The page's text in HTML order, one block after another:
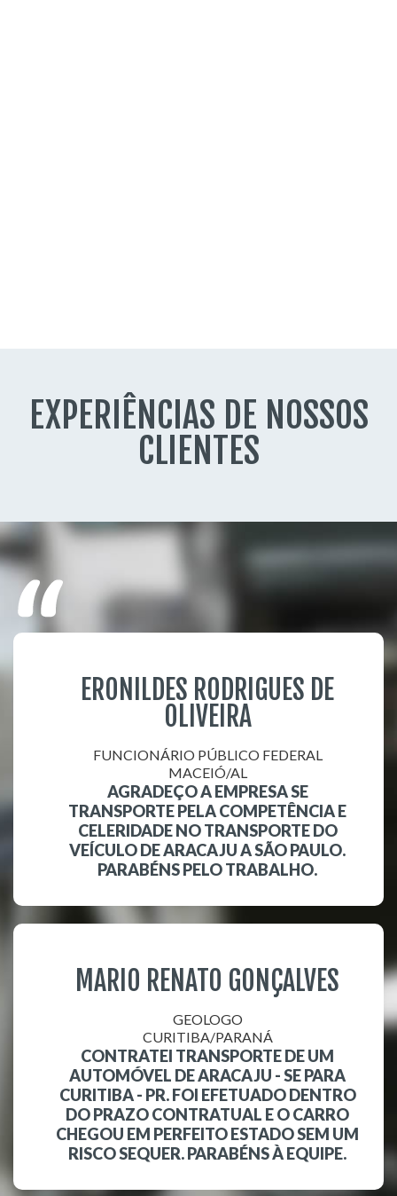
EXPERIÊNCIAS DE NOSSOS
CLIENTES
ERONILDES RODRIGUES DE
OLIVEIRA
FUNCIONÁRIO PÚBLICO FEDERAL
MACEIÓ/AL
AGRADEÇO A EMPRESA SE
TRANSPORTE PELA COMPETÊNCIA E
CELERIDADE NO TRANSPORTE DO
VEÍCULO DE ARACAJU A SÃO PAULO.
PARABÉNS PELO TRABALHO.
MARIO RENATO GONÇALVES
GEOLOGO
CURITIBA/PARANÁ
CONTRATEI TRANSPORTE DE UM
AUTOMÓVEL DE ARACAJU - SE PARA
CURITIBA - PR. FOI EFETUADO DENTRO
DO PRAZO CONTRATUAL E O CARRO
CHEGOU EM PERFEITO ESTADO SEM UM
RISCO SEQUER. PARABÉNS À EQUIPE.